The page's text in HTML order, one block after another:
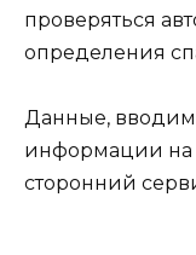
проверяться
определения
Данные,
информации на
сторонний